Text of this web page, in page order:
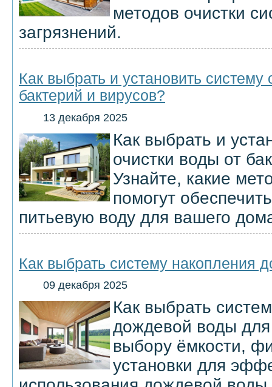
методов очистки
загрязнений.
Как выбрать и установить систему
бактерий и вирусов?
13 декабря 2025
Как выбрать и
очистки воды от
Узнайте, какие
помогут
питьевую воду для вашего
Как выбрать систему накопления
09 декабря 2025
Как выбрать
дождевой воды
выбору ёмкости,
установки для